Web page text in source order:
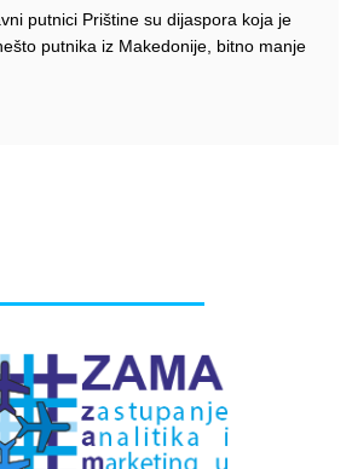
putnici Prištine su dijaspora koja je
putnika iz Makedonije, bitno manje